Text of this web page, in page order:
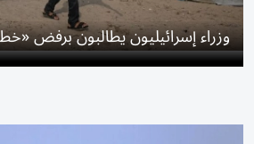
وزراء إسرائيليون يطالبون برفض